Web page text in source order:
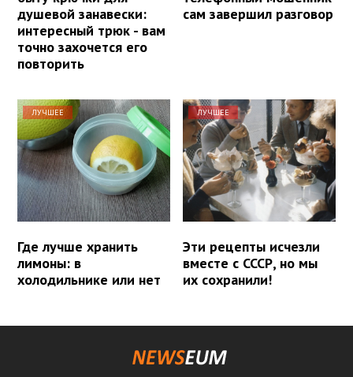
душевой занавески:
интересный трюк - вам
точно захочется его
повторить
сам завершил разговор
ЛУЧШЕЕ
Где лучше хранить
лимоны: в
холодильнике или нет
ЛУЧШЕЕ
Эти рецепты исчезли
вместе с СССР, но мы
их сохранили!